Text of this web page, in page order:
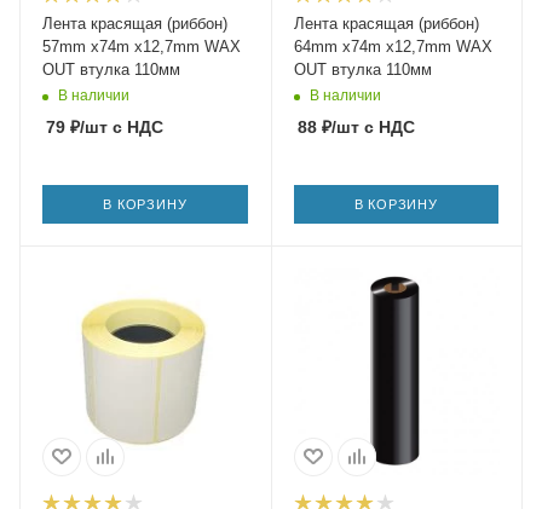
Лента красящая (риббон)
57mm x74m х12,7mm WAX
OUT втулка 110мм
В наличии
79 ₽/шт с НДС
В КОРЗИНУ
Лента красящая (риббон)
64mm x74m х12,7mm WAX
OUT втулка 110мм
В наличии
88₽/штс НДС
В КОРЗИНУ